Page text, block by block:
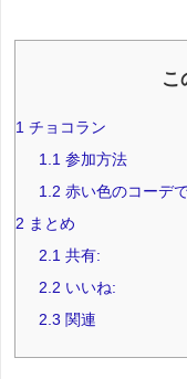
こ
1 チョコラン
1.1 参加方法
1.2 赤い色のコーデ
2 まとめ
2.1 共有:
2.2 いいね:
2.3 関連